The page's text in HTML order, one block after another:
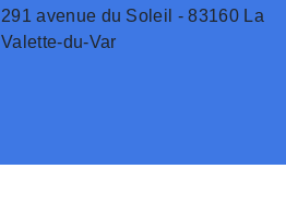
291 avenue du Soleil - 83160 La
Valette-du-Var